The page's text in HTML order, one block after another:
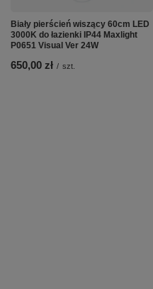
Biały pierścień wiszący 60cm LED
3000K do łazienki IP44 Maxlight
P0651 Visual Ver 24W
650,00 zł / szt.